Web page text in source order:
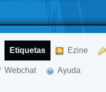
Etiquetas Ezine
Webchat Ayuda